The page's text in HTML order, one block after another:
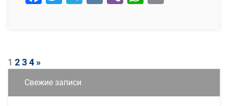
записей
1 234 »
Свежие записи